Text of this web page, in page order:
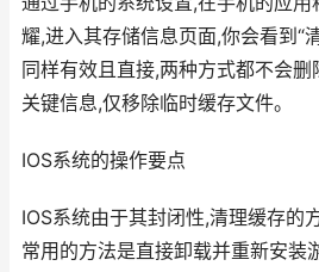
耀,进入其存储信息页面,你会看到“
同样有效且直接,两种方式都不会
关键信息,仅移除临时缓存文件。
IOS系统的操作要点
IOS系统由于其封闭性,清理缓存的
常用的方法是直接卸载并重新安装